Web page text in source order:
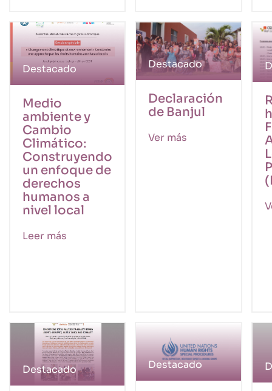
Destacado
Medio
ambiente y
Cambio
Climático:
Construyendo
un enfoque de
derechos
humanos a
nivel local
Leer más
Destacado
Declaración
de Banjul
Ver más
Destacado Destacado